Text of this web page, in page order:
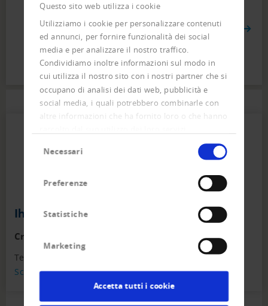
Questo sito web utilizza i cookie
Utilizziamo i cookie per personalizzare contenuti
ed annunci, per fornire funzionalità dei social
media e per analizzare il nostro traffico.
Condividiamo inoltre informazioni sul modo in
cui utilizza il nostro sito con i nostri partner che si
occupano di analisi dei dati web, pubblicità e
social media, i quali potrebbero combinarle con
altre informazioni che ha fornito loro o che hanno
delNecessari
Preferenze
Statistiche
Marketing
Accetta tutti i cookie
INTERFACCE FLESSIBILI PER AZIENDE
DINAMICHE.
Ihr direkter Kontakt zum Team
Creditreform Egeli Basel AG
Tel
Scrivere un'e-mail